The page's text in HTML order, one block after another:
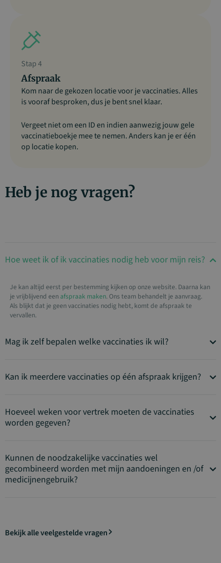
Stap 4
Afspraak
Kom naar de gekozen locatie voor je vaccinaties. Alles
is vooraf besproken, dus je bent snel klaar.
Vergeet niet om een ID en indien aanwezig jouw gele
vaccinatieboekje mee te nemen. Anders kan je er één
op locatie kopen.
Heb je nog vragen?
Hoe weet ik of ik vaccinaties nodig heb voor mijn reis?
Je kan altijd eerst per bestemming kijken op onze website. Daarna kan
je vrijblijvend een afspraak maken. Ons team behandelt je aanvraag.
Als blijkt dat je geen vaccinaties nodig hebt, komt de afspraak te
vervallen.
Mag ik zelf bepalen welke vaccinaties ik wil?
Kan ik meerdere vaccinaties op één afspraak krijgen?
Hoeveel weken voor vertrek moeten de vaccinaties
worden gegeven?
Kunnen de noodzakelijke vaccinaties wel
gecombineerd worden met mijn aandoeningen en /of
medicijnengebruik?
Bekijk alle veelgestelde vragen